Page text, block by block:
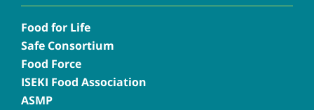
Food for Life
Safe Consortium
Food Force
ISEKI Food Association
ASMP